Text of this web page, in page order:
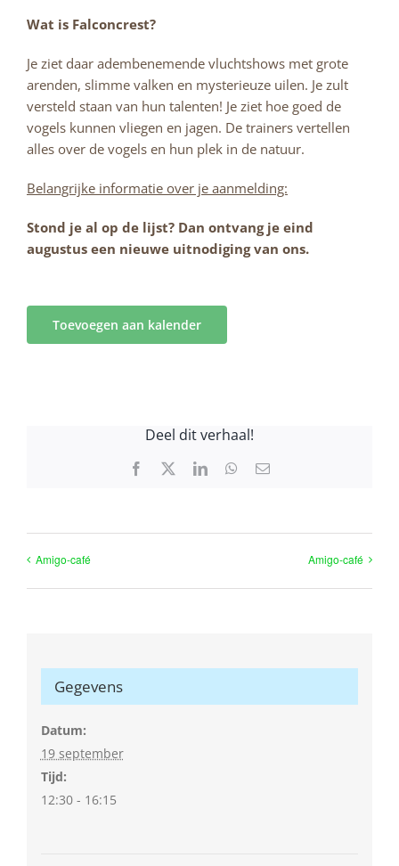
Wat is Falconcrest?
Je ziet daar adembenemende vluchtshows met grote
arenden, slimme valken en mysterieuze uilen. Je zult
versteld staan van hun talenten! Je ziet hoe goed de
vogels kunnen vliegen en jagen. De trainers vertellen
alles over de vogels en hun plek in de natuur.
Belangrijke informatie over je aanmelding:
Stond je al op de lijst? Dan ontvang je eind
augustus een nieuwe uitnodiging van ons.
Toevoegen aan kalender
Deel dit verhaal!
Facebook LinkedInWhatsApp
E-
Amigo-café Amigo-café
Gegevens
Datum:
19 september
Tijd:
12:30 - 16:15